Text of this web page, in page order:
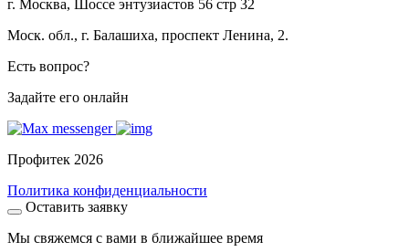
г. Москва, Шоссе энтузиастов 56 стр 32
Моск. обл., г. Балашиха, проспект Ленина, 2.
Есть вопрос?
Задайте его онлайн
Профитек 2026
Политика конфиденциальности
Оставить заявку
Мы свяжемся с вами в ближайшее время